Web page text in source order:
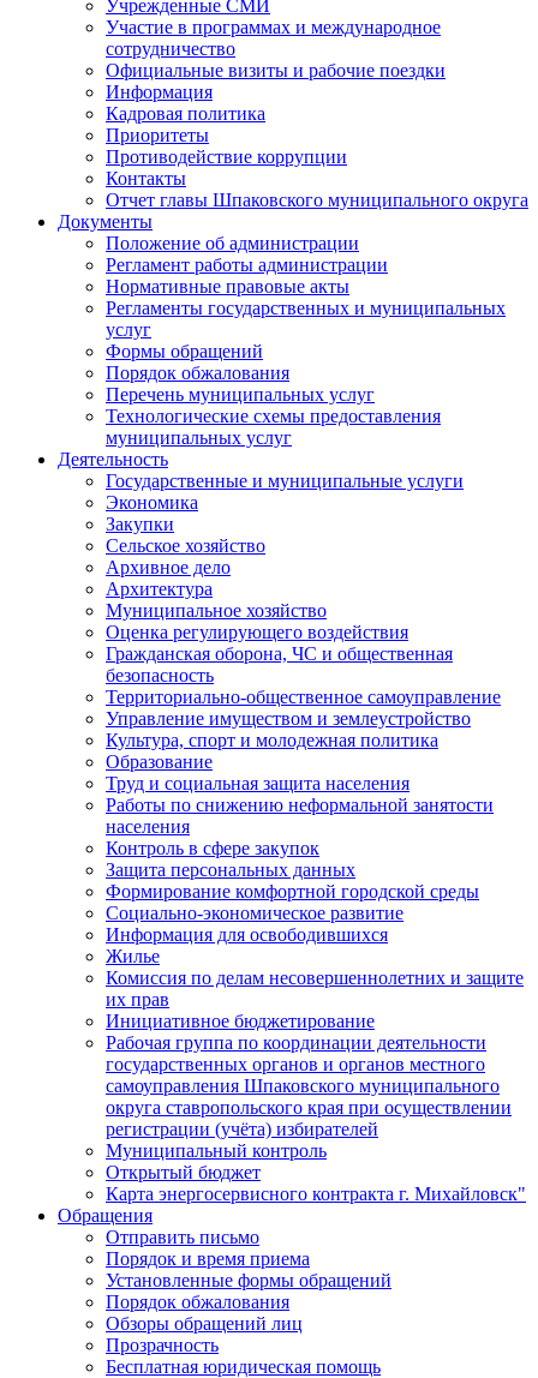
Учрежденные СМИ
Участие в программах и международное
сотрудничество
Официальные визиты и рабочие поездки
Информация
Кадровая политика
Приоритеты
Противодействие коррупции
Контакты
Отчет главы Шпаковского муниципального округа
Документы
Положение об администрации
Регламент работы администрации
Нормативные правовые акты
Регламенты государственных и муниципальных
услуг
Формы обращений
Порядок обжалования
Перечень муниципальных услуг
Технологические схемы предоставления
муниципальных услуг
Деятельность
Государственные и муниципальные услуги
Экономика
Закупки
Сельское хозяйство
Архивное дело
Архитектура
Муниципальное хозяйство
Оценка регулирующего воздействия
Гражданская оборона, ЧС и общественная
безопасность
Территориально-общественное самоуправление
Управление имуществом и землеустройство
Культура, спорт и молодежная политика
Образование
Труд и социальная защита населения
Работы по снижению неформальной занятости
населения
Контроль в сфере закупок
Защита персональных данных
Формирование комфортной городской среды
Социально-экономическое развитие
Информация для освободившихся
Жилье
Комиссия по делам несовершеннолетних и защите
их прав
Инициативное бюджетирование
Рабочая группа по координации деятельности
государственных органов и органов местного
самоуправления Шпаковского муниципального
округа ставропольского края при осуществлении
регистрации (учёта) избирателей
Муниципальный контроль
Открытый бюджет
Карта энергосервисного контракта г. Михайловск"
Обращения
Отправить письмо
Порядок и время приема
Установленные формы обращений
Порядок обжалования
Обзоры обращений лиц
Прозрачность
Бесплатная юридическая помощь